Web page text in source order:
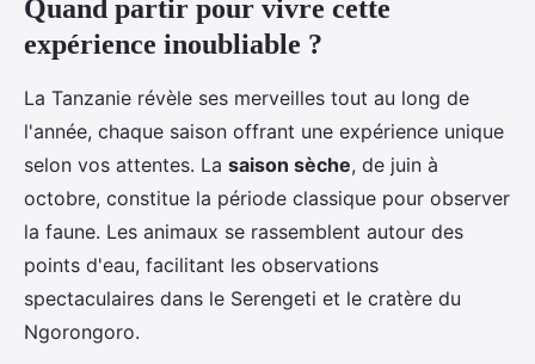
Quand partir pour vivre cette
expérience inoubliable ?
La Tanzanie révèle ses merveilles tout au long de
l'année, chaque saison offrant une expérience unique
selon vos attentes. La saison sèche, de juin à
octobre, constitue la période classique pour observer
la faune. Les animaux se rassemblent autour des
points d'eau, facilitant les observations
spectaculaires dans le Serengeti et le cratère du
Ngorongoro.